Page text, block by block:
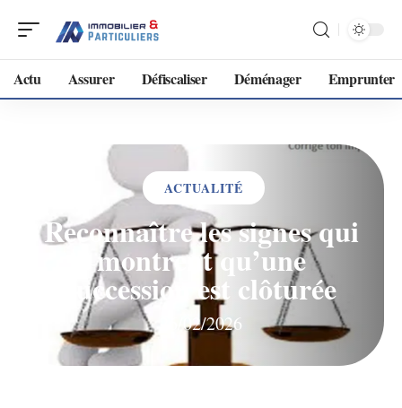
Actu Assurer Défiscaliser Déménager Emprunter
ACTUALITÉ
Reconnaître les signes qui
montrent qu’une
succession est clôturée
26/02/2026